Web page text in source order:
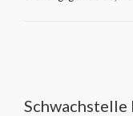
Schwachstelle